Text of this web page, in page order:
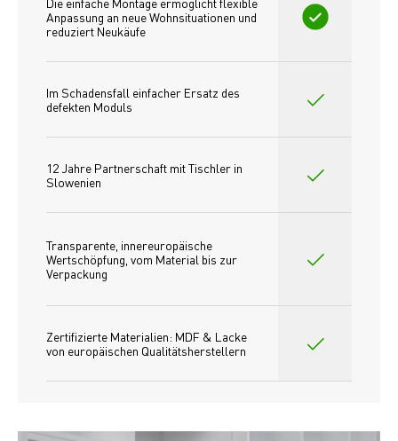
Anpassung an neue Wohnsituationen und
reduziert Neukäufe
Im Schadensfall einfacher Ersatz des
defekten Moduls
12 Jahre Partnerschaft mit Tischler in
Slowenien
Transparente, innereuropäische
Wertschöpfung, vom Material bis zur
Verpackung
Zertifizierte Materialien: MDF & Lacke
von europäischen Qualitätsherstellern